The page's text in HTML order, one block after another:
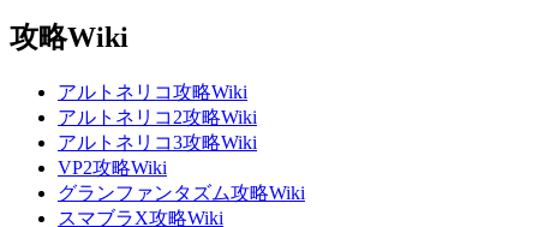
攻略Wiki
アルトネリコ攻略Wiki
アルトネリコ2攻略Wiki
アルトネリコ3攻略Wiki
VP2攻略Wiki
グランファンタズム攻略Wiki
スマブラX攻略Wiki